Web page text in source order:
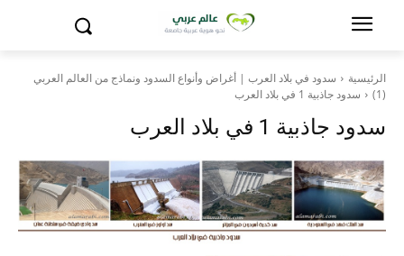
الرئيسية
سدود في بلاد العرب | أغراض وأنواع السدود ونماذج من العالم العربي
(1)
سدود جاذبية 1 في بلاد العرب
سدود جاذبية 1 في بلاد العرب